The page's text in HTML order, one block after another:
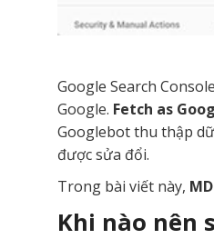
Google Search
Google. Fetch as
Googlebot thu thập
được sửa đổi.
Trong bài viết này,
Khi nào nên